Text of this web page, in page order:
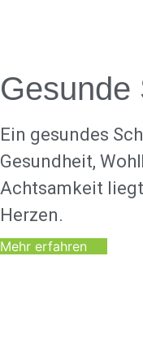
Gesunde
Ein gesundes
Gesundheit,
Achtsamkeit
Herzen.
Mehr erfahren